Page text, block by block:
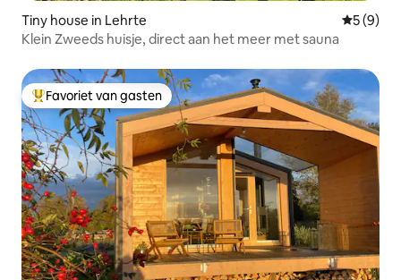
Tiny house in Lehrte
5 (9)
Klein Zweeds huisje, direct aan het meer met sauna
Topfavoriet van gasten
Favoriet van gasten